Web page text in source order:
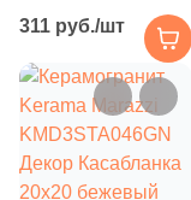
Декор Касабланка
20x20 серый
матовый под
камень / с
орнаментом
311 руб./шт